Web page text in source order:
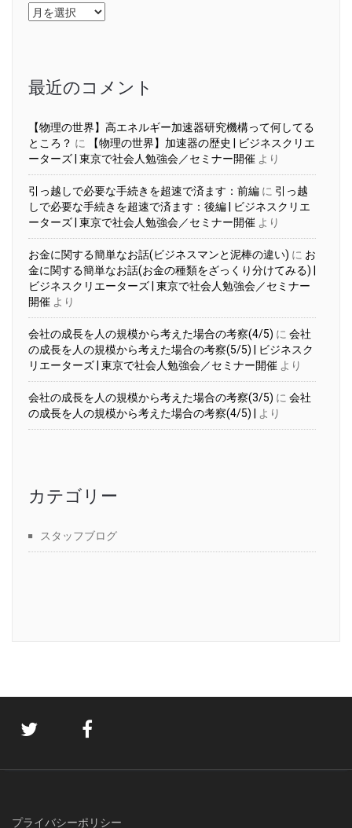
ア
ー
最近のコメント
【物理の世界】高エネルギー加速器研究機構って何してる
ところ？ に
【物理の世界】加速器の歴史 | ビジネスクリエ
ーターズ | 東京で社会人勉強会／セミナー開催 より
引っ越しで必要な手続きを超速で済ます：前編 に 引っ越
しで必要な手続きを超速で済ます：後編 | ビジネスクリエ
ーターズ | 東京で社会人勉強会／セミナー開催 より
お金に関する簡単なお話(ビジネスマンと泥棒の違い) に お
金に関する簡単なお話(お金の種類をざっくり分けてみる) |
ビジネスクリエーターズ | 東京で社会人勉強会／セミナー
開催 より
会社の成長を人の規模から考えた場合の考察(4/5) に 会社
の成長を人の規模から考えた場合の考察(5/5) | ビジネスク
リエーターズ | 東京で社会人勉強会／セミナー開催 より
会社の成長を人の規模から考えた場合の考察(3/5) に 会社
の成長を人の規模から考えた場合の考察(4/5) | より
カテゴリー
スタッフブログ
プライバシーポリシー